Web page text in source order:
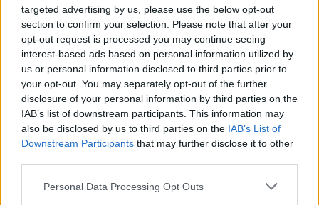
targeted advertising by us, please use the below opt-out
section to confirm your selection. Please note that after your
opt-out request is processed you may continue seeing
interest-based ads based on personal information utilized by
us or personal information disclosed to third parties prior to
your opt-out. You may separately opt-out of the further
disclosure of your personal information by third parties on the
IAB’s list of downstream participants. This information may
also be disclosed by us to third parties on the IAB’s List of
Downstream Participants that may further disclose it to other
Personal Data Processing Opt Outs
det norske spillet benytter to ulike oversettelser for det
som på dansk heter Pandanus palme.
Altså skruepalme i apetempelet, men pandafrukt i
bondesamfunnet.
Kan du sjekke om jeg har forstått det rett, og i så fall bør
det kanskje ordnes slik at det er bare ett navn på denne
palmen?
Mvh Tuppehøne.
16 Oktober 2014